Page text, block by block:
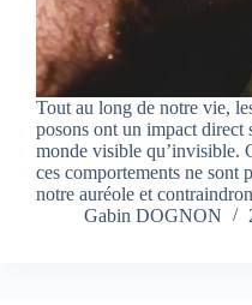
Tout au long de notre vie,
posons ont un impact direct
monde visible qu’invisible.
ces comportements ne sont
notre auréole et
Gabin DOGNON